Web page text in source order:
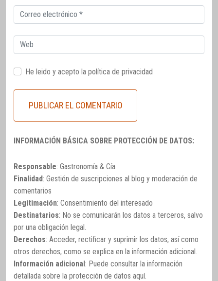
Correo
electrónico
Web
He leido y acepto la política de privacidad
INFORMACIÓN BÁSICA SOBRE PROTECCIÓN DE DATOS:
Responsable: Gastronomía & Cía
Finalidad: Gestión de suscripciones al blog y moderación de
comentarios
Legitimación: Consentimiento del interesado
Destinatarios: No se comunicarán los datos a terceros, salvo
por una obligación legal.
Derechos: Acceder, rectificar y suprimir los datos, así como
otros derechos, como se explica en la información adicional.
Información adicional: Puede consultar la información
detallada sobre la protección de datos aquí.